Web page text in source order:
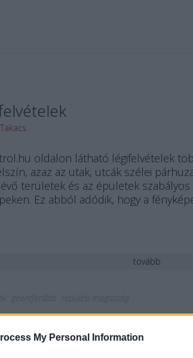
My Personal Information
oldalon látható légifelvételek
azaz az utak, utcák szélei
területek és az épületek
Ez abból adódik, hogy a
tovább